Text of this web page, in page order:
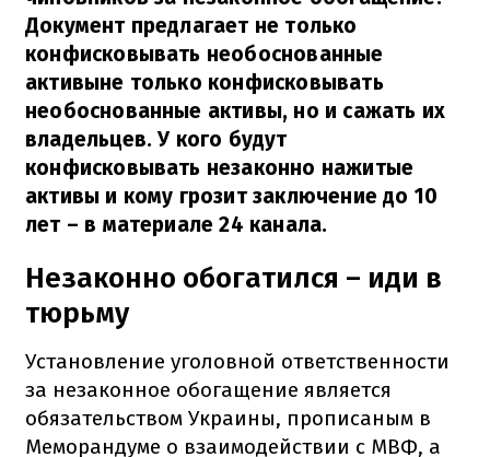
Документ предлагает не только
конфисковывать необоснованные
активыне только конфисковывать
необоснованные активы, но и сажать их
владельцев. У кого будут
конфисковывать незаконно нажитые
активы и кому грозит заключение до 10
лет – в материале 24 канала.
Незаконно обогатился – иди в
тюрьму
Установление уголовной ответственности
за незаконное обогащение является
обязательством Украины, прописаным в
Меморандуме о взаимодействии с МВФ, а